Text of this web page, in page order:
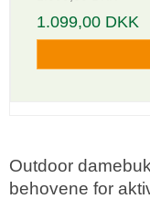
1.099,00 DKK
Outdoor
behovene for